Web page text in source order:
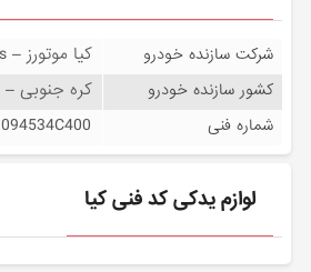
شرکت سازنده خودرو کیا موتورز – Kia Motors
کشور سازنده خودرو کره جنوبی – South Korea
شماره فنی 094534C400
لوازم یدکی کد فنی کیا